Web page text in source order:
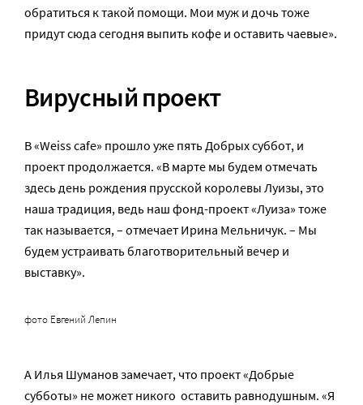
обратиться к такой помощи. Мои муж и дочь тоже
придут сюда сегодня выпить кофе и оставить чаевые».
Вирусный проект
В «Weiss cafe» прошло уже пять Добрых суббот, и
проект продолжается. «В марте мы будем отмечать
здесь день рождения прусской королевы Луизы, это
наша традиция, ведь наш фонд-проект «Луиза» тоже
так называется, – отмечает Ирина Мельничук. – Мы
будем устраивать благотворительный вечер и
выставку».
фото Евгений Лепин
А Илья Шуманов замечает, что проект «Добрые
субботы» не может никого оставить равнодушным. «Я